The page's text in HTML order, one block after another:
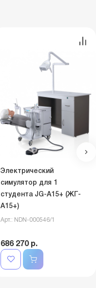
Электрический
симулятор для 1
студента JG-A15+ (ЖГ-
А15+)
Арт.: NDN-000546/1
686 270 р.